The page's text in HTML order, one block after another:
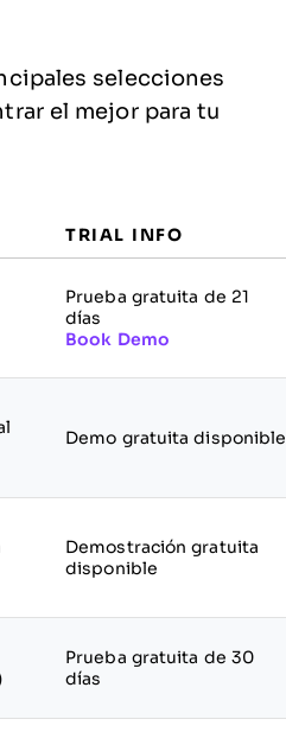
selecciones
el mejor para tu
TRIAL INFO
Prueba gratuita de 21
días
Book Demo
Demo gratuita disponible
Demostración gratuita
disponible
Prueba gratuita de 30
días